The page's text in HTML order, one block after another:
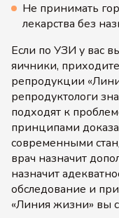
Не принимать
лекарства без
Если по УЗИ у вас
яичники,
репродукции
репродуктологи
подходят к
принципами
современными
врач назначит
назначит
обследование и
«Линия жизни» вы